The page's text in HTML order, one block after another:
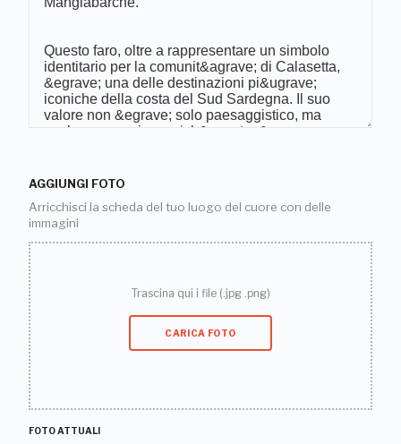
AGGIUNGI FOTO
Arricchisci la scheda del tuo luogo del cuore con delle
immagini
Trascina qui i file (.jpg .png)
CARICA FOTO
FOTO ATTUALI